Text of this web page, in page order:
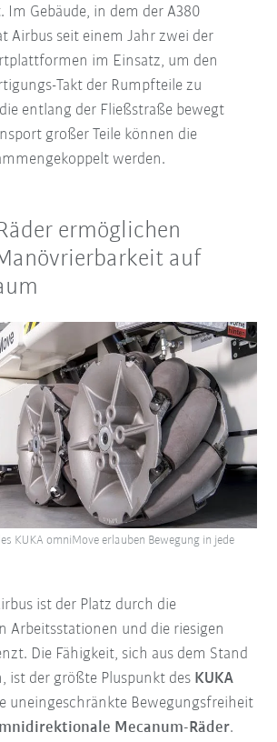
Im Gebäude, in dem der A380
Airbus seit einem Jahr zwei der
im Einsatz, um den
Takt der Rumpfteile zu
entlang der Fließstraße bewegt
großer Teile können die
werden.
ermöglichen
auf
ist der Platz durch die
Arbeitsstationen und die riesigen
Die Fähigkeit, sich aus dem Stand
ist der größte Pluspunkt des KUKA
uneingeschränkte Bewegungsfreiheit
Mecanum-Räder.
KUKA omniMove erlauben Bewegung in jede